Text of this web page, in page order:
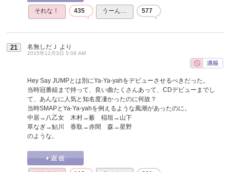
それな！ 435 うーん… 577
21 名無しだＪ より
2015年12月3日 5:09 AM
Hey Say JUMPとは別にYa-Ya-yahをデビューさせるべきだった。
当時冠番組まで持って、良い曲たくさんあって、CDデビューまでし
て、あんなに人気と知名度凄かったのに何故？
当時SMAPとYa-Ya-yahを例えるような風潮があったのに。
中居→八乙女 木村→薮 稲垣→山下
草なぎ→鮎川 香取→赤間 森→星野
のような。